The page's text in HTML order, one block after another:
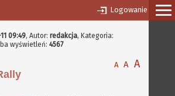
Logowanie
09:49, Autor: redakcja, Kategoria:
wyświetleń: 4567
A A A